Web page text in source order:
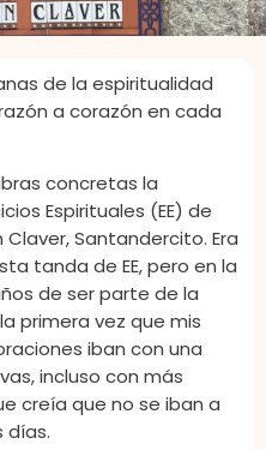
de la espiritualidad
a corazón en cada
concretas la
Espirituales (EE) de
Santandercito. Era
tanda de EE, pero en la
de ser parte de la
primera vez que mis
iban con una
incluso con más
creía que no se iban a
días.